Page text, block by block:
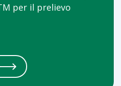
per il prelievo